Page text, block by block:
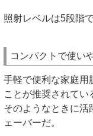
照射レベルは5段階
コンパクトで使い
手軽で便利な家庭用
ことが推奨されてい
そのようなときに活
ェーバーだ。